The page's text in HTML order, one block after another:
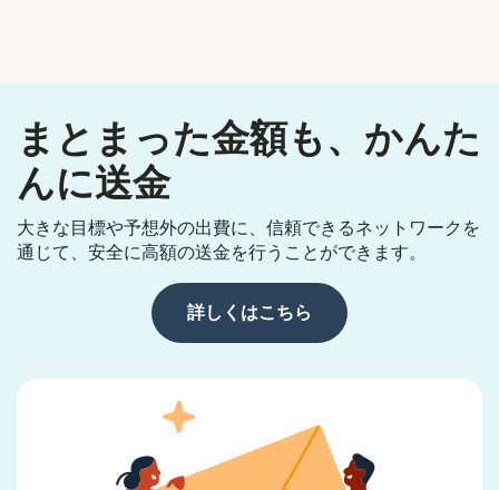
まとまった金額も、かんた
んに送金
大きな目標や予想外の出費に、信頼できるネットワークを
通じて、安全に高額の送金を行うことができます。
詳しくはこちら